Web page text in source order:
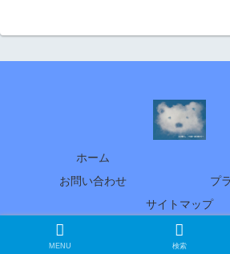
ホーム
お問い合わせ
プ
サイトマップ
© 2005 北の暮らし ～札幌・
MENU 検索